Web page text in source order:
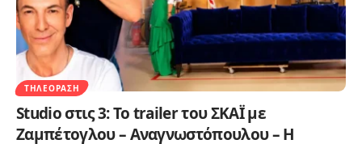
ΤΗΛΕΌΡΑΣΗ
Studio στις 3: Το trailer του ΣΚΑΪ με
Ζαμπέτογλου – Αναγνωστόπουλου – Η